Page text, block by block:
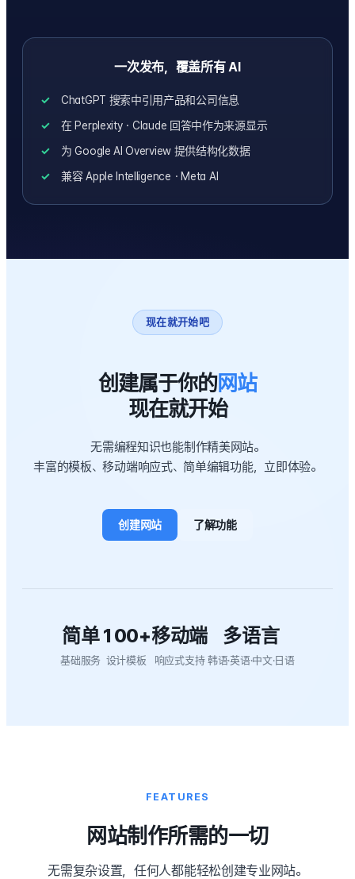
一次发布，覆盖所有 AI
ChatGPT 搜索中引用产品和公司信息
在 Perplexity・Claude 回答中作为来源显示
为 Google AI Overview 提供结构化数据
兼容 Apple Intelligence・Meta AI
现在就开始吧
创建属于你的网站
现在就开始
无需编程知识也能制作精美网站。
丰富的模板、移动端响应式、简单编辑功能，立即体验。
创建网站 了解功能
简单
基础服务
100+
设计模板
移动端
响应式支持
多语言
韩语·英语·中文·日语
FEATURES
网站制作所需的一切
无需复杂设置，任何人都能轻松创建专业网站。